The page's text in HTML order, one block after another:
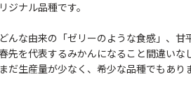
ジナル品種です。
んな由来の「ゼリーのような食感」、
先を代表するみかんになること間違いな
だ生産量が少なく、希少な品種でもあり